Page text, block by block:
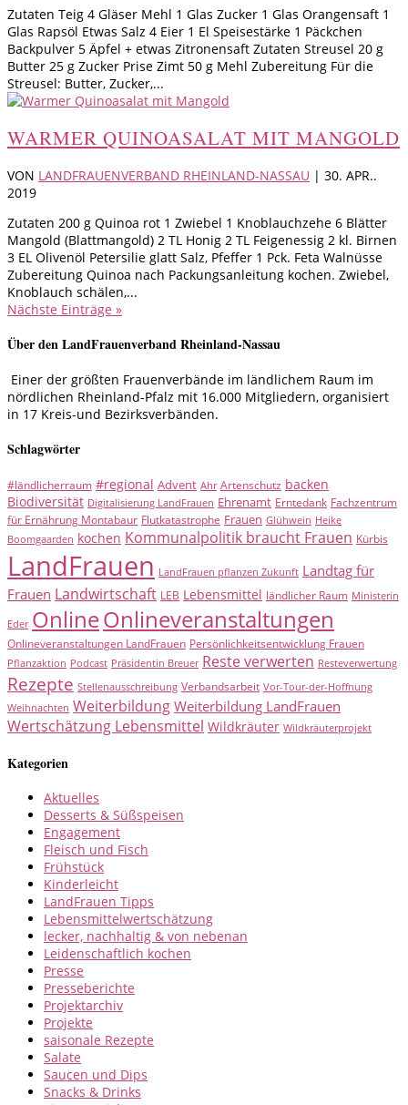
Zutaten Teig 4 Gläser Mehl 1 Glas Zucker 1 Glas Orangensaft 1
Glas Rapsöl Etwas Salz 4 Eier 1 El Speisestärke 1 Päckchen
Backpulver 5 Äpfel + etwas Zitronensaft Zutaten Streusel 20 g
Butter 25 g Zucker Prise Zimt 50 g Mehl Zubereitung Für die
Streusel: Butter, Zucker,...
WARMER QUINOASALAT MIT MANGOLD
VON LANDFRAUENVERBAND RHEINLAND-NASSAU | 30. APR..
2019
Zutaten 200 g Quinoa rot 1 Zwiebel 1 Knoblauchzehe 6 Blätter
Mangold (Blattmangold) 2 TL Honig 2 TL Feigenessig 2 kl. Birnen
3 EL Olivenöl Petersilie glatt Salz, Pfeffer 1 Pck. Feta Walnüsse
Zubereitung Quinoa nach Packungsanleitung kochen. Zwiebel,
Knoblauch schälen,...
Nächste Einträge »
Über den LandFrauenverband Rheinland-Nassau
Einer der größten Frauenverbände im ländlichem Raum im
nördlichen Rheinland-Pfalz mit 16.000 Mitgliedern, organisiert
in 17 Kreis-und Bezirksverbänden.
Schlagwörter
#ländlicherraum #regional Advent Ahr Artenschutz backen
Biodiversität Digitalisierung LandFrauen Ehrenamt Erntedank Fachzentrum
für Ernährung Montabaur Flutkatastrophe Frauen Glühwein Heike
Boomgaarden kochen Kommunalpolitik braucht Frauen Kürbis
LandFrauen LandFrauen pflanzen Zukunft Landtag für
Frauen Landwirtschaft LEB Lebensmittel ländlicher Raum Ministerin
Eder OnlineOnlineveranstaltungen
Onlineveranstaltungen LandFrauen Persönlichkeitsentwicklung Frauen
Pflanzaktion Podcast Präsidentin Breuer Reste verwerten Resteverwertung
Rezepte Stellenausschreibung Verbandsarbeit Vor-Tour-der-Hoffnung
Weihnachten Weiterbildung Weiterbildung LandFrauen
Wertschätzung Lebensmittel Wildkräuter Wildkräuterprojekt
Kategorien
Aktuelles
Desserts & Süßspeisen
Engagement
Fleisch und Fisch
Frühstück
Kinderleicht
LandFrauen Tipps
Lebensmittelwertschätzung
lecker, nachhaltig & von nebenan
Leidenschaftlich kochen
Presse
Presseberichte
Projektarchiv
Projekte
saisonale Rezepte
Salate
Saucen und Dips
Snacks & Drinks